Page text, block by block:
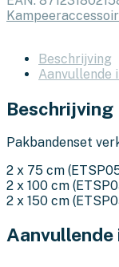
Beschrijving
Aanvullende
Beschrijving
Pakbandenset
2 x 75 cm
2 x 100 cm
2 x 150 cm